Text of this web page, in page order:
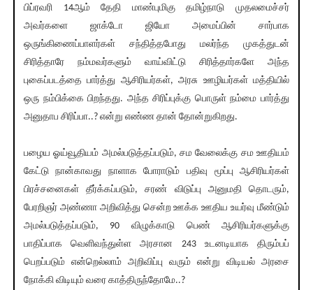
பிப்ரவரி 14ஆம் தேதி மாண்புமிகு தமிழ்நாடு முதலமைச்சர்
அவர்களை ஜாக்டோ ஜியோ அமைப்பின் சார்பாக
ஒருங்கிணைப்பாளர்கள் சந்தித்தபோது மலர்ந்த முகத்துடன்
சிரித்தாரே நம்மவர்களும் வாய்விட்டு சிரித்தார்களே அந்த
புகைப்படத்தை பார்த்து ஆசிரியர்கள், அரசு ஊழியர்கள் மத்தியில்
ஒரு நம்பிக்கை பிறந்தது. அந்த சிரிப்புக்கு பொருள் நம்மை பார்த்து
அனுதாப சிரிப்பா..? என்று எண்ண தான் தோன்றுகிறது.
பழைய ஓய்வூதியம் அமல்படுத்தப்படும், சம வேலைக்கு சம ஊதியம்
கேட்டு நான்காவது நாளாக போராடும் பதிவு மூப்பு ஆசிரியர்கள்
பிரச்சனைகள் தீர்க்கப்படும், சரண் விடுப்பு அனுமதி தொடரும்,
பேரறிஞர் அண்ணா அறிவித்து சென்ற ஊக்க ஊதிய உயர்வு மீண்டும்
அமல்படுத்தப்படும், 90 விழுக்காடு பெண் ஆசிரியர்களுக்கு
பாதிப்பாக வெளிவந்துள்ள அரசான 243 உடனடியாக திரும்பப்
பெறப்படும் என்றெல்லாம் அறிவிப்பு வரும் என்று விடியல் அரசை
நோக்கி விடியும் வரை காத்திருந்தோமே..?